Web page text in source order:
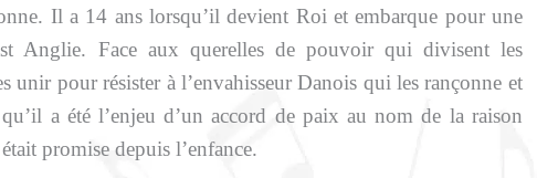
Il a 14 ans lorsqu’il devient Roi et embarque pour une
Anglie. Face aux querelles de pouvoir qui divisent les
unir pour résister à l’envahisseur Danois qui les rançonne et
a été l’enjeu d’un accord de paix au nom de la raison
promise depuis l’enfance.